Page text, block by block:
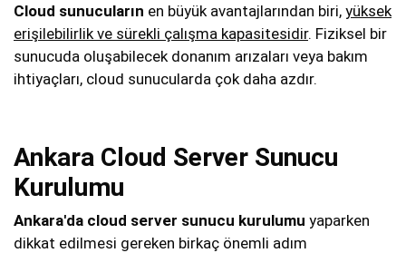
Cloud sunucuların en büyük avantajlarından biri, yüksek
erişilebilirlik ve sürekli çalışma kapasitesidir. Fiziksel bir
sunucuda oluşabilecek donanım arızaları veya bakım
ihtiyaçları, cloud sunucularda çok daha azdır.
Ankara Cloud Server Sunucu
Kurulumu
Ankara'da cloud server sunucu kurulumu yaparken
dikkat edilmesi gereken birkaç önemli adım